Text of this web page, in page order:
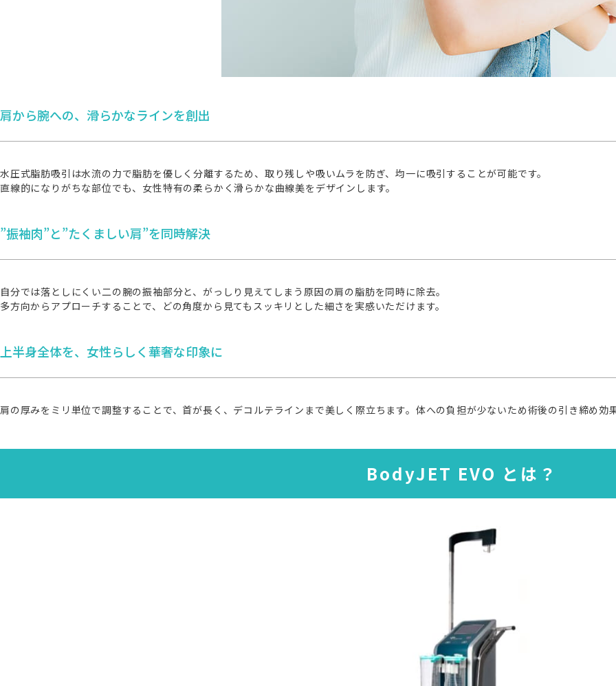
肩から腕への、滑らかなラインを創出
水圧式脂肪吸引は水流の力で脂肪を優しく分離するため、取り残しや吸いムラを防ぎ、均一に吸引することが可能です。
直線的になりがちな部位でも、女性特有の柔らかく滑らかな曲線美をデザインします。
”振袖肉”と”たくましい肩”を同時解決
自分では落としにくい二の腕の振袖部分と、がっしり見えてしまう原因の肩の脂肪を同時に除去。
多方向からアプローチすることで、どの角度から見てもスッキリとした細さを実感いただけます。
上半身全体を、女性らしく華奢な印象に
肩の厚みをミリ単位で調整することで、首が長く、デコルテラインまで美しく際立ちます。体への負担が少ないため術後の引き締め
BodyJET EVO とは？